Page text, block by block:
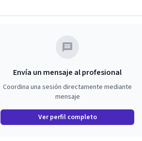
Envía un mensaje al profesional
Coordina una sesión directamente mediante
mensaje
Ver perfil completo